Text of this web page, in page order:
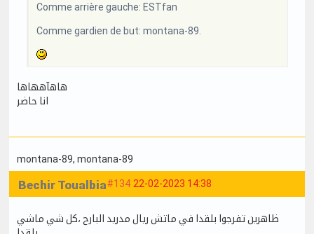
Comme arrière gauche: ESTfan
Comme gardien de but: montana-89.
هاهآههاها
انا حاضر
montana-89, montana-89
#134 22-02-2023 14:38
Bechir Toualbia
ظاهرين تفرجوا بلقدا في ماتش ريال مدريد البارح ،كل شي ماشي